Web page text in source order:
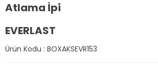
Atlama İpi
EVERLAST
Ürün Kodu : BOXAKSEVR153